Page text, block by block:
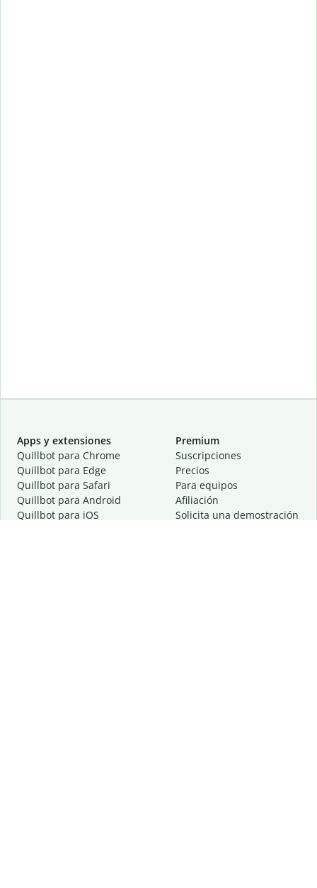
Apps y extensiones
Quillbot para Chrome
Quillbot para Edge
Quillbot para Safari
Quillbot para Android
Quillbot para iOS
Premium
Suscripciones
Precios
Para equipos
Afiliación
Solicita una demostración